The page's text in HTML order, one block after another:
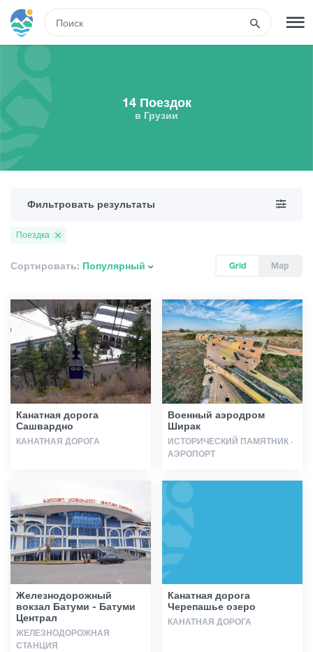
Туры
Гостиницы
Гиды
Статьи
Грузия
14 Поездок
в Грузии
Фильтровать результаты
Grid Map
Сортировать: Популярный
Поездка
Канатная дорога
Сашвардно
КАНАТНАЯ ДОРОГА
Военный аэродром
Ширак
ИСТОРИЧЕСКИЙ ПАМЯТНИК ·
АЭРОПОРТ
Железнодорожный
вокзал Батуми - Батуми
Централ
ЖЕЛЕЗНОДОРОЖНАЯ
СТАНЦИЯ
Канатная дорога
Черепашье озеро
КАНАТНАЯ ДОРОГА